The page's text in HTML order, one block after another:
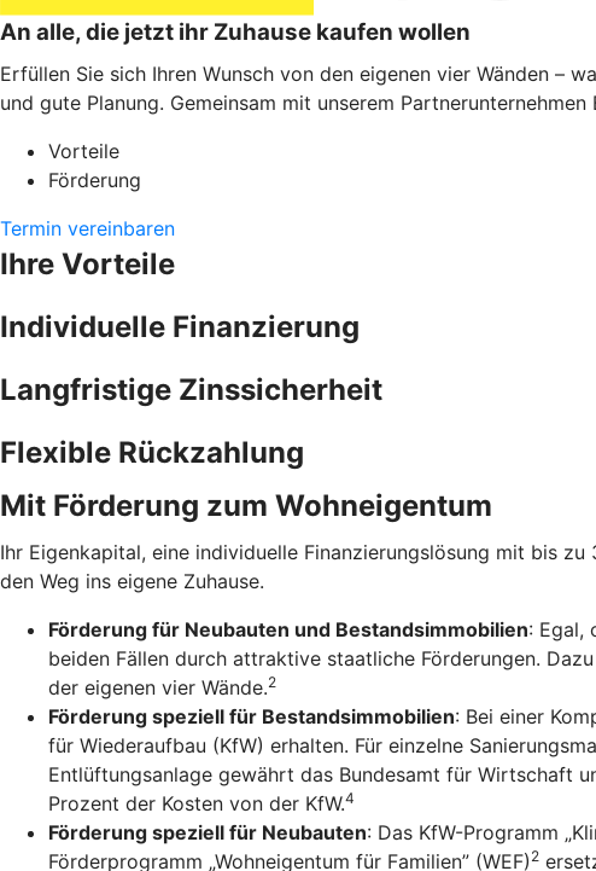
An alle, die jetzt ihr Zuhause kaufen wollen
Erfüllen Sie sich Ihren Wunsch von den eigenen vier Wänden –
und gute Planung. Gemeinsam mit unserem
Vorteile
Förderung
Termin vereinbaren
Ihre Vorteile
Individuelle Finanzierung
Langfristige Zinssicherheit
Flexible Rückzahlung
Mit Förderung zum Wohneigentum
Ihr Eigenkapital, eine individuelle Finanzierungslösung mit bis zu
den Weg ins eigene Zuhause.
Förderung für Neubauten und Bestandsimmobilien: Egal,
beiden Fällen durch attraktive staatliche Förderungen.
der eigenen vier Wände.2
Förderung speziell für Bestandsimmobilien: Bei einer
für Wiederaufbau (KfW) erhalten. Für einzelne
Entlüftungsanlage gewährt das Bundesamt für Wirtschaft
Prozent der Kosten von der KfW.4
Förderung speziell für Neubauten: Das KfW-Programm
Förderprogramm „Wohneigentum für Familien” (WEF) 2